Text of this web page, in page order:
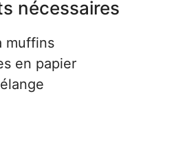
nécessaires
muffins
en papier